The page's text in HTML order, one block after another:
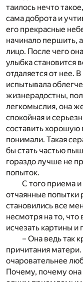
таилось нечто
сама доброта и
его прекрасные
начинало першить,
лицо. После чего
улыбка становится
отдаляется от нее.
испытывала
жизнерадостны,
легкомыслия, она
спокойная и
составить хорошую
понимали. Такая
бы стать частью
гораздо лучше не
попыток.
С того приема
отчаянные попытки
становились все
несмотря на то, что
исчезать картины
– Она ведь так
причитания
очаровательнее
Почему, почему она